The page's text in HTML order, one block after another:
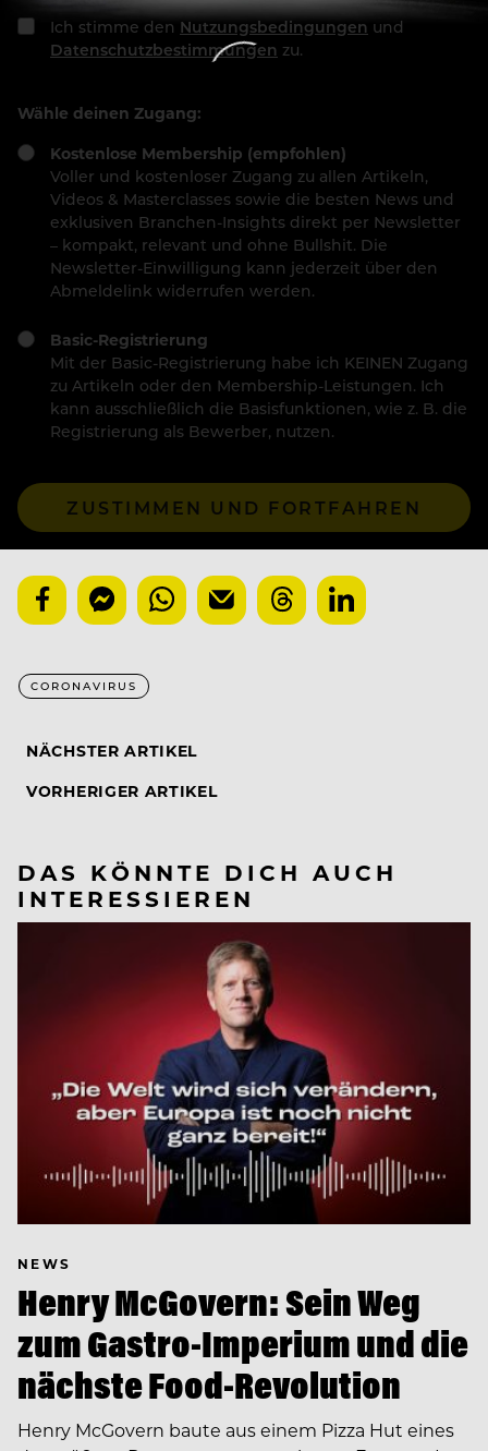
Ich stimme den Nutzungsbedingungen und
Datenschutzbestimmungen zu.
Wähle deinen Zugang:
Kostenlose Membership (empfohlen)
Voller und kostenloser Zugang zu allen Artikeln,
Videos & Masterclasses sowie die besten News und
exklusiven Branchen-Insights direkt per Newsletter
– kompakt, relevant und ohne Bullshit. Die
Newsletter-Einwilligung kann jederzeit über den
Abmeldelink widerrufen werden.
Basic-Registrierung
Mit der Basic-Registrierung habe ich KEINEN Zugang
zu Artikeln oder den Membership-Leistungen. Ich
kann ausschließlich die Basisfunktionen, wie z. B. die
Registrierung als Bewerber, nutzen.
ZUSTIMMEN UND FORTFAHREN
CORONAVIRUS
NÄCHSTER ARTIKEL
VORHERIGER ARTIKEL
DAS KÖNNTE DICH AUCH
INTERESSIEREN
NEWS
Henry McGovern: Sein Weg
zum Gastro-Imperium und die
nächste Food-Revolution
Henry McGovern baute aus einem Pizza Hut eines